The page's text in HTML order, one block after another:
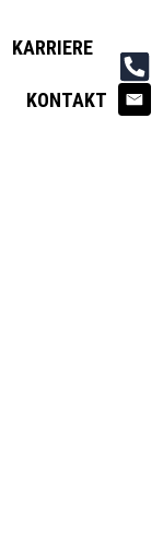
KARRIERE
KONTAKT